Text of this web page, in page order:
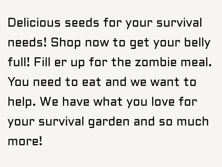
Delicious seeds for your survival
needs! Shop now to get your belly
full! Fill er up for the zombie meal.
You need to eat and we want to
help. We have what you love for
your survival garden and so much
more!